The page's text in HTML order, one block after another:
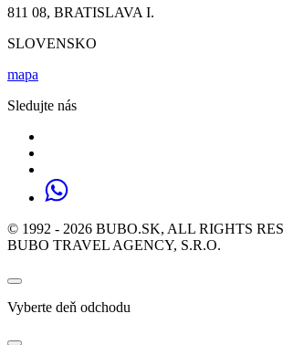
811 08, BRATISLAVA I.
SLOVENSKO
mapa
Sledujte nás
© 1992 - 2026 BUBO.SK, ALL RIGHTS
BUBO TRAVEL AGENCY, S.R.O.
Vyberte deň odchodu